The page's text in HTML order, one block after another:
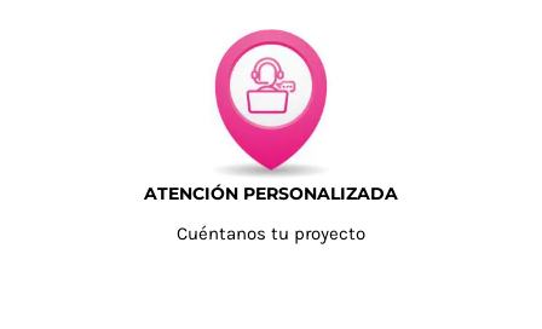
ATENCIÓN PERSONALIZADA
Cuéntanos tu proyecto